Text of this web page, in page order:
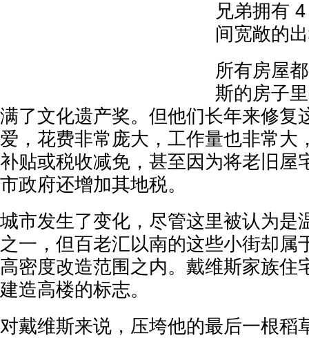
兄弟拥有
间宽敞的
所有房屋
斯的房子
满了文化遗产奖。但他们长年来修复
爱，花费非常庞大，工作量也非常大
补贴或税收减免，甚至因为将老旧屋
市政府还增加其地税。
城市发生了变化，尽管这里被认为是
之一，但百老汇以南的这些小街却属
高密度改造范围之内。戴维斯家族住
建造高楼的标志。
对戴维斯来说，压垮他的最后一根稻